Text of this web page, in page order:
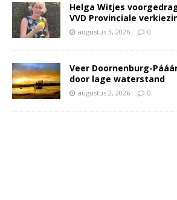
Helga Witjes
VVD Provinciale
augustus 3, 2026 0
Veer Doornenburg-
door lage waterstand
augustus 2, 2026 0